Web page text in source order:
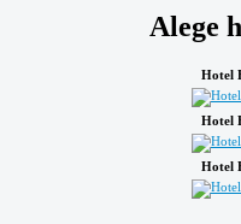
Alege
Hotel
Hotel
Hotel